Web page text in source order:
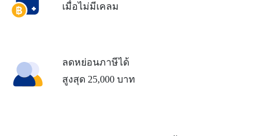
เมื่อไม่มีเคลม
ลดหย่อนภาษีได้
สูงสุด 25,000 บาท